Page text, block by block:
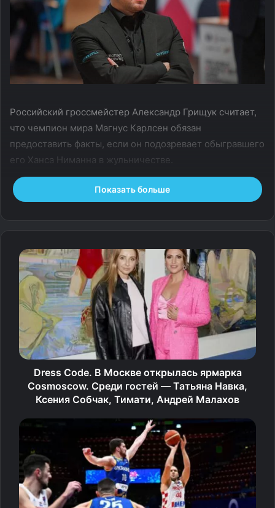
Российский гроссмейстер Александр Грищук считает,
что чемпион мира Магнус Карлсен обязан
предоставить факты, если он подозревает обыгравшего
его Ханса Ниманна в жульничестве.
В третьем туре пятого этапа Grand Chess Tour Кубок
— Магнус психанул не просто так. У меня создалось
впечатление, будто он уверен — Ниманн как‑то
жульничает. Может быть, жульничество было
не в партии с ним, потому что их игра не была
подозрительной. Ниманн играл средне, а Карлсен —
плохо.
Реально ли как‑то читерить на престижных
оффлайн‑турнирах? Как раз это мне и интересно.
Но можно ли читерить вживую — вот в чём вопрос.
Именно поэтому я жду заявление от Магнуса: он обязан
предоставить хоть какие‑то факты, — приводит слова
Грищука «Чемпионат».
Показать больше
Dress Code. В Москве открылась ярмарка
Cosmoscow. Среди гостей — Татьяна Навка,
Ксения Собчак, Тимати, Андрей Малахов